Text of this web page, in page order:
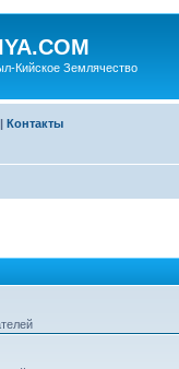
Кийское Землячество
| Контакты